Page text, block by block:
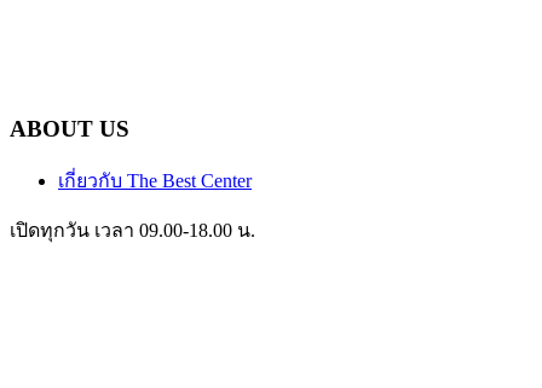
ABOUT US
เกี่ยวกับ The Best Center
เปิดทุกวัน เวลา 09.00-18.00 น.